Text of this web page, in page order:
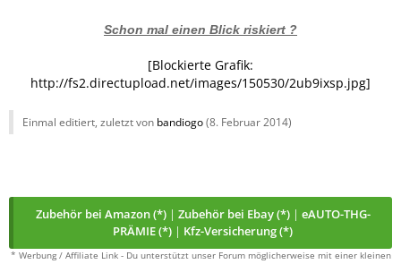
Schon mal einen Blick riskiert ?
[Blockierte Grafik:
http://fs2.directupload.net/images/150530/2ub9ixsp.jpg]
Einmal editiert, zuletzt von bandiogo(8. Februar 2014)
Zubehör bei Amazon (*)| Zubehör bei Ebay (*)| eAUTO-THG-
PRÄMIE (*) | Kfz-Versicherung (*)
* Werbung / Affiliate Link - Du unterstützt unser Forum möglicherweise mit einer kleinen